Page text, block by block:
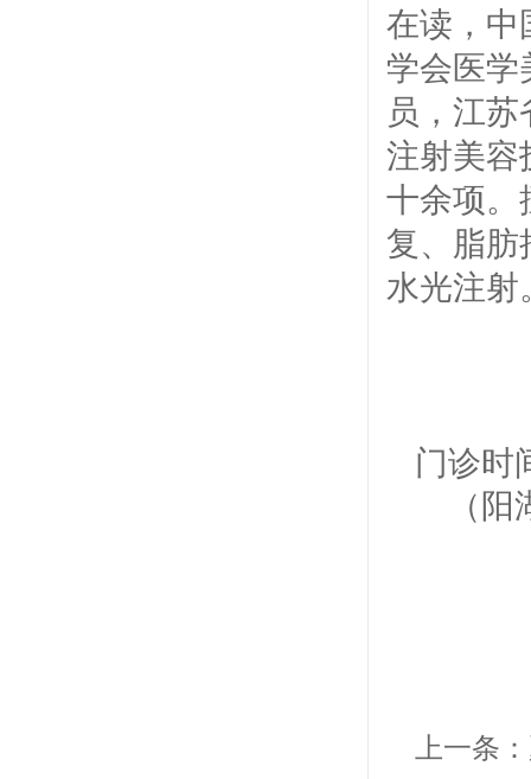
在读，中
学会医学
员，江
注射美容
十余项。
复、脂肪
水光注射
门诊时
（阳
上一条：